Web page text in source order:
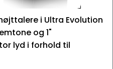
i Ultra Evolution
og 1"
lyd i forhold til